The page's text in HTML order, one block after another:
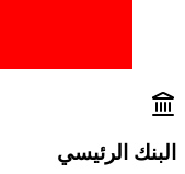
البنك الرئيسي